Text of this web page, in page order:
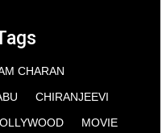
CHARAN
CHIRANJEEVI
MOVIE